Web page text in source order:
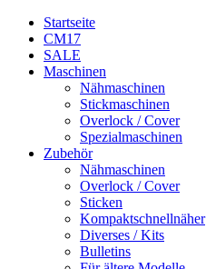
Startseite
CM17
SALE
Maschinen
Nähmaschinen
Stickmaschinen
Overlock / Cover
Spezialmaschinen
Zubehör
Nähmaschinen
Overlock / Cover
Sticken
Kompaktschnellnäher
Diverses / Kits
Bulletins